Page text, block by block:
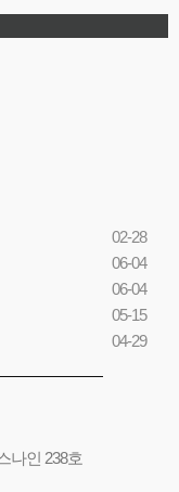
02-28
06-04
06-04
05-15
04-29
나인 238호